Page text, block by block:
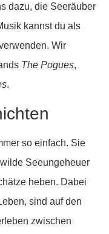
dazu, die Seeräuber
kannst du als
Wir
The Pogues,
.
so einfach. Sie
Seeungeheuer
heben. Dabei
sind auf den
zwischen